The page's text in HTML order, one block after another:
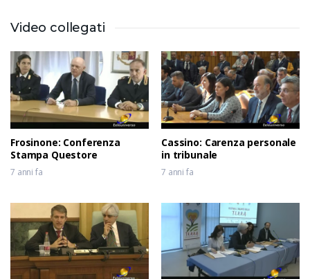
PIEDIMONTE SAN GERMANO:
Riparte il mercato
6 anni fa
Video collegati
Frosinone: Conferenza
Stampa Questore
7 anni fa
Cassino: Carenza personale
in tribunale
7 anni fa